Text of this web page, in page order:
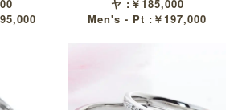
ヤ :￥185,000
Men's - Pt :￥197,000